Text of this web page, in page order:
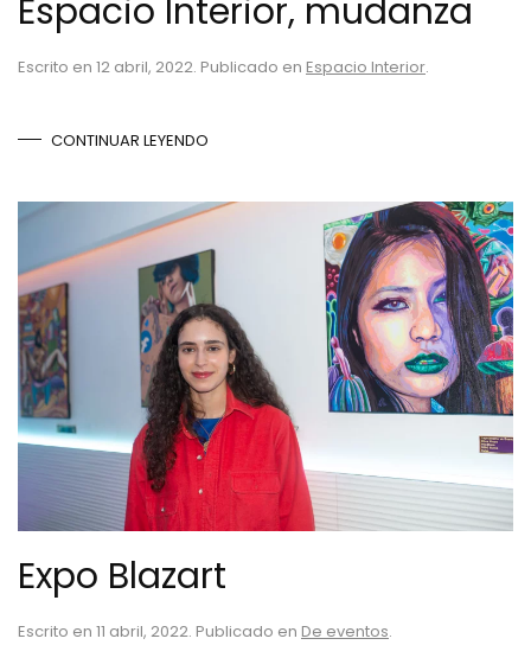
Espacio Interior, mudanza
Escrito en 12 abril, 2022. Publicado en Espacio Interior.
CONTINUAR LEYENDO
Expo Blazart
Escrito en 11 abril, 2022. Publicado en De eventos.